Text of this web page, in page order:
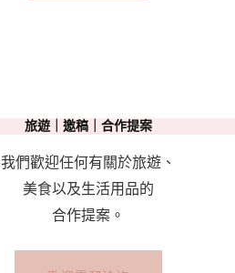
旅遊｜邀稿｜合作提案
我們歡迎任何有關於旅遊、
美食以及生活用品的
合作提案。